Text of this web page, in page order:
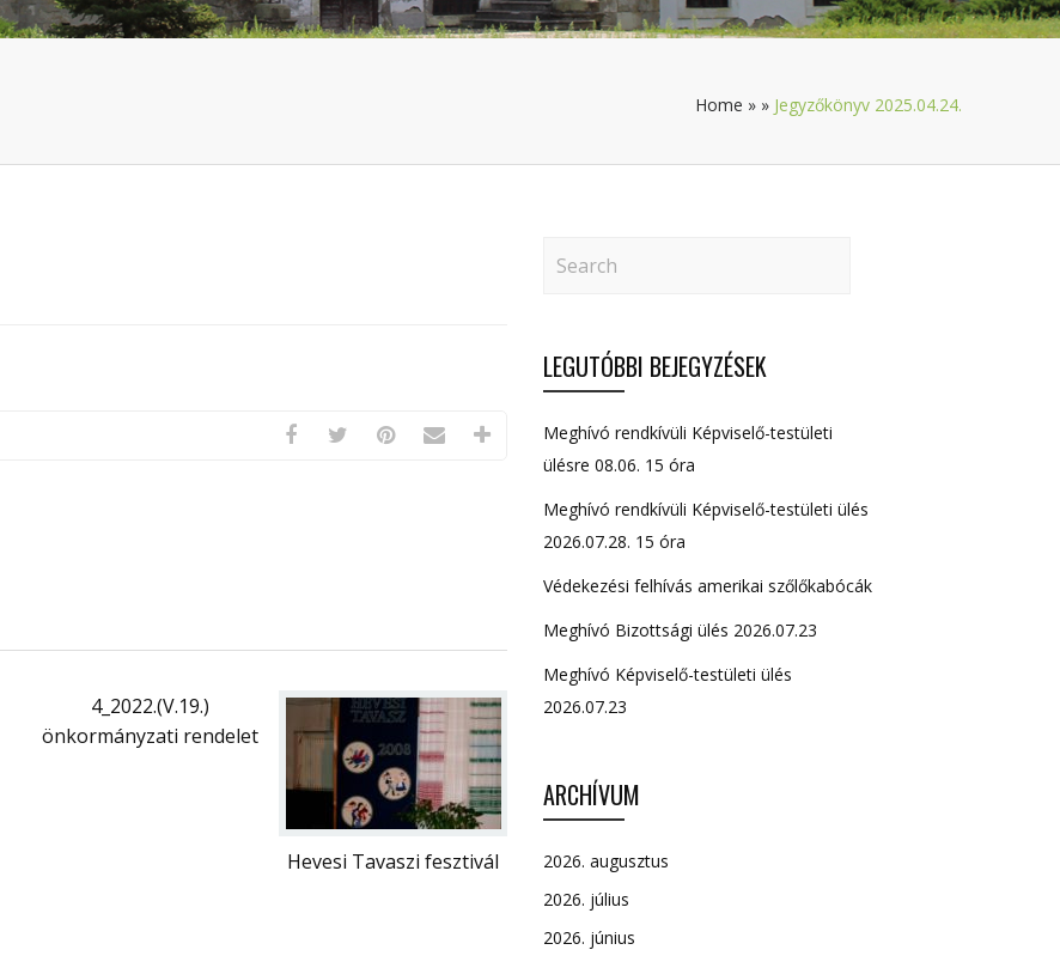
Home » » Jegyzőkönyv 2025.04.24.
4_2022.(V.19.)
önkormányzati rendelet
Hevesi Tavaszi fesztivál
LEGUTÓBBI BEJEGYZÉSEK
Meghívó rendkívüli Képviselő-testületi
ülésre 08.06. 15 óra
Meghívó rendkívüli Képviselő-testületi ülés
2026.07.28. 15 óra
Védekezési felhívás amerikai szőlőkabócák
Meghívó Bizottsági ülés 2026.07.23
Meghívó Képviselő-testületi ülés
2026.07.23
ARCHÍVUM
2026. augusztus
2026. július
2026. június